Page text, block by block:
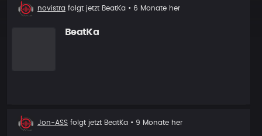
Neuer
novistra folgt jetzt BeatKa • 6 Monate her
BeatKa
Neuer
Jon-ASS folgt jetzt BeatKa • 9 Monate her